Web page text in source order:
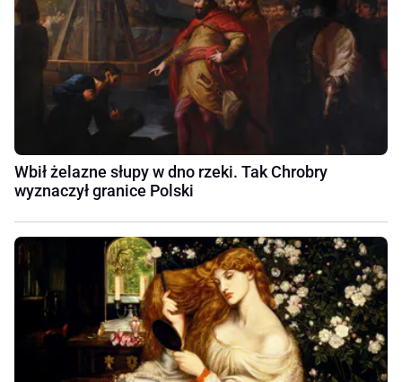
Wbił żelazne słupy w dno rzeki. Tak Chrobry
wyznaczył granice Polski